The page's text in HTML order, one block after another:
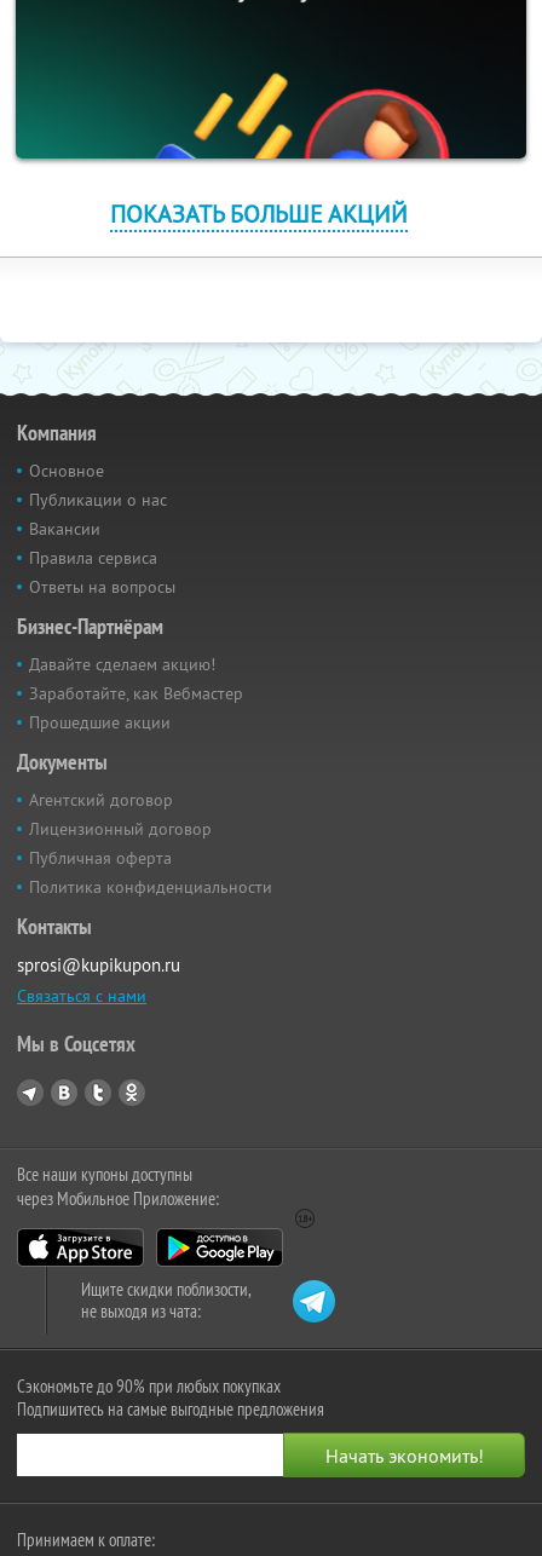
ПОКАЗАТЬ БОЛЬШЕ АКЦИЙ
Компания
Основное
Публикации о нас
Вакансии
Правила сервиса
Ответы на вопросы
Бизнес-Партнёрам
Давайте сделаем акцию!
Заработайте, как Вебмастер
Прошедшие акции
Документы
Агентский договор
Лицензионный договор
Публичная оферта
Политика конфиденциальности
Контакты
sprosi@kupikupon.ru
Связаться с нами
Мы в Соцсетях
Все наши купоны доступны
через Мобильное Приложение:
Ищите скидки поблизости,
не выходя из чата:
Сэкономьте до 90% при любых покупках
Подпишитесь на самые выгодные предложения
Принимаем к оплате: